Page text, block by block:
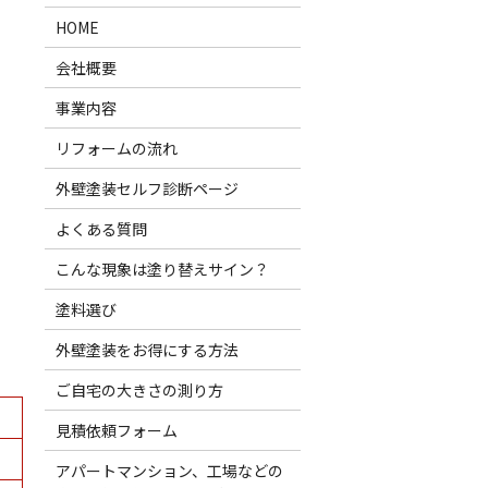
HOME
会社概要
事業内容
リフォームの流れ
外壁塗装セルフ診断ページ
よくある質問
こんな現象は塗り替えサイン？
塗料選び
外壁塗装をお得にする方法
ご自宅の大きさの測り方
見積依頼フォーム
アパートマンション、工場などの